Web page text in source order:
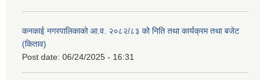
कनकाई नगरपालिकाको आ.व. २०८२/८३ को निति तथा कार्यक्रम तथा बजेट
(किताव)
Post date: 06/24/2025 - 16:31